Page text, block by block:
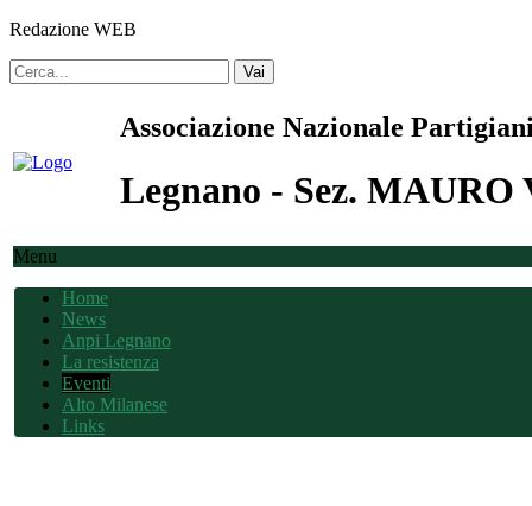
Redazione WEB
Vai
Associazione Nazionale
Legnano - Sez.
Menu
Home
News
Anpi Legnano
La resistenza
Eventi
Alto Milanese
Links